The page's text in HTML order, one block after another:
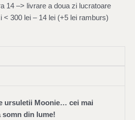
14 –> livrare a doua zi lucratoare
< 300 lei – 14 lei (+5 lei ramburs)
ursuletii Moonie… cei mai
din lume!